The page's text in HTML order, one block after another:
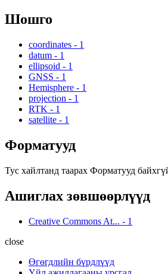
Шошго
coordinates - 1
datum - 1
ellipsoid - 1
GNSS - 1
Hemisphere - 1
projection - 1
RTK - 1
satellite - 1
Форматууд
Тус хайлтанд таарах Форматууд
Ашиглах зөвшөөрлүүд
Creative Commons At... - 1
close
Өгөгдлийн бүрдлүүд